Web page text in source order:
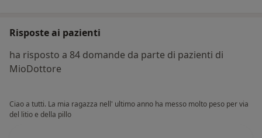
Risposte ai pazienti
ha risposto a 84 domande da parte di pazienti di
MioDottore
Ciao a tutti. La mia ragazza nell' ultimo anno ha messo molto peso per via
del litio e della pillo